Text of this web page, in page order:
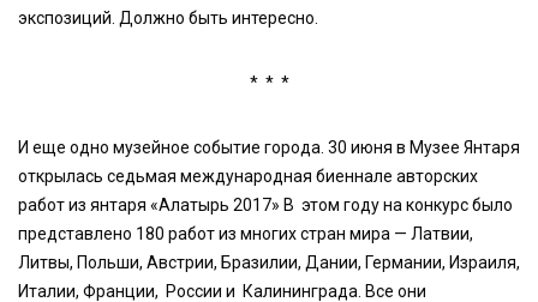
экспозиций. Должно быть интересно.
* * *
И еще одно музейное событие города. 30 июня в Музее Янтаря
открылась седьмая международная биеннале авторских
работ из янтаря «Алатырь 2017» В этом году на конкурс было
представлено 180 работ из многих стран мира — Латвии,
Литвы, Польши, Австрии, Бразилии, Дании, Германии, Израиля,
Италии, Франции, России и Калининграда. Все они